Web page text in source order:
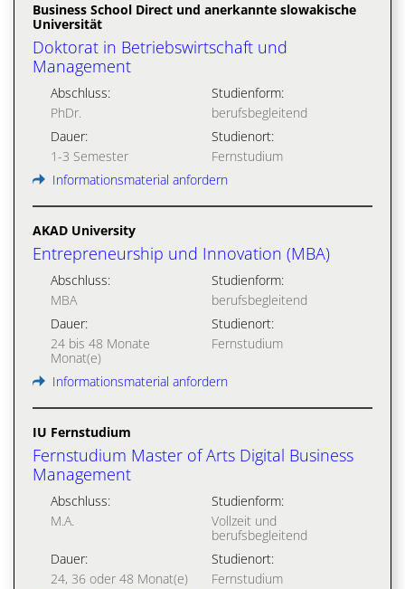
Business School Direct und anerkannte slowakische
Universität
Doktorat in Betriebswirtschaft und
Management
Abschluss:
PhDr.
Studienform:
berufsbegleitend
Dauer:
1-3 Semester
Studienort:
Fernstudium
Informationsmaterial anfordern
AKAD University
Entrepreneurship und Innovation (MBA)
Abschluss:
MBA
Studienform:
berufsbegleitend
Dauer:
24 bis 48 Monate
Monat(e)
Studienort:
Fernstudium
Informationsmaterial anfordern
IU Fernstudium
Fernstudium Master of Arts Digital Business
Management
Abschluss:
M.A.
Studienform:
Vollzeit und
berufsbegleitend
Dauer:
24, 36 oder 48 Monat(e)
Studienort:
Fernstudium